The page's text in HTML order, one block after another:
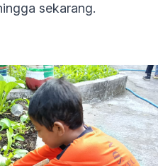
sekarang.